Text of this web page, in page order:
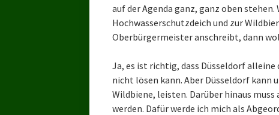
auf der Agenda ganz, ganz oben
Hochwasserschutzdeich und zur
Oberbürgermeister anschreibt, dann
Ja, es ist richtig, dass Düsseldorf
nicht lösen kann. Aber Düsseldorf kann
Wildbiene, leisten. Darüber hinaus
werden. Dafür werde ich mich als